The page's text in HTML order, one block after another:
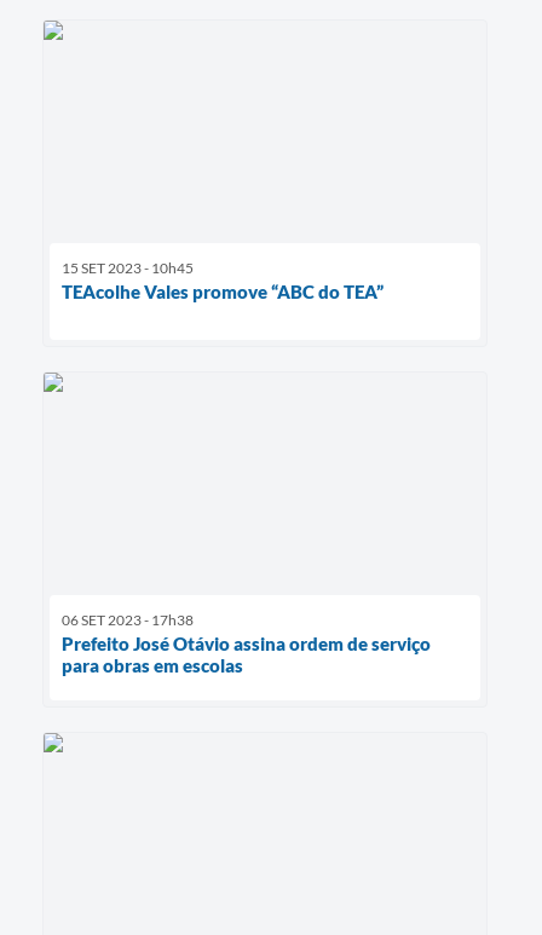
15 SET 2023 - 10h45
TEAcolhe Vales promove “ABC do TEA”
06 SET 2023 - 17h38
Prefeito José Otávio assina ordem de serviço
para obras em escolas